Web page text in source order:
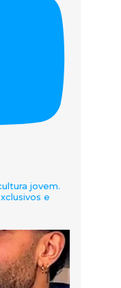
jovem.
e